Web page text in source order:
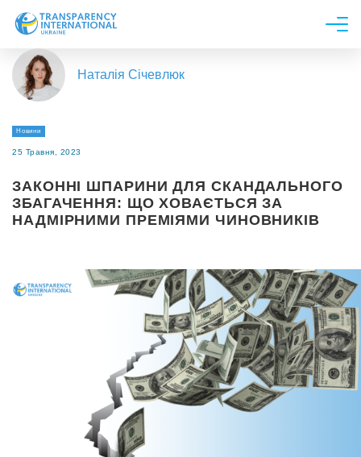
Про нас
Новини
Напрями роботи
Долучитися
Наталія Січевлюк
Новини
25 Травня, 2023
ЗАКОННІ ШПАРИНИ ДЛЯ СКАНДАЛЬНОГО
ЗБАГАЧЕННЯ: ЩО ХОВАЄТЬСЯ ЗА
НАДМІРНИМИ ПРЕМІЯМИ ЧИНОВНИКІВ